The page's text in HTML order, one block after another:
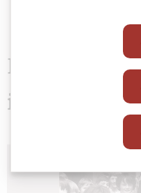
Das könnte